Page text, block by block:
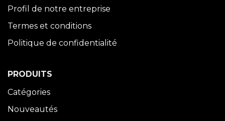
Profil de notre entreprise
Termes et conditions
Politique de confidentialité
PRODUITS
Catégories
Nouveautés